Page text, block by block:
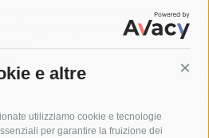
e altre
utilizziamo cookie e tecnologie
per garantire la fruizione dei
Aggredisce sessualmente una
le strappa il portafogli, fermato